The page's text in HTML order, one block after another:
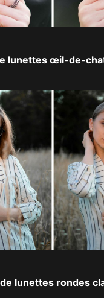
lunettes œil-de-
lunettes rondes